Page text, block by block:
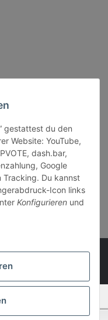
gestattest du den
Website: YouTube,
dash.bar,
Google
Tracking. Du kannst
Icon links
Konfigurieren und
- 18:30 Uhr